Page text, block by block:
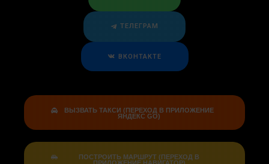
ТЕЛЕГРАМ
ВКОНТАКТЕ
ВЫЗВАТЬ ТАКСИ (ПЕРЕХОД В ПРИЛОЖЕНИЕ
ЯНДЕКС GO)
ПОСТРОИТЬ МАРШРУТ (ПЕРЕХОД В